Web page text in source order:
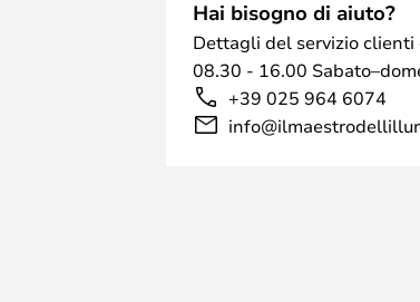
Hai bisogno di aiuto?
Dettagli del servizio clienti
08.30 - 16.00
+39 025 964 6074